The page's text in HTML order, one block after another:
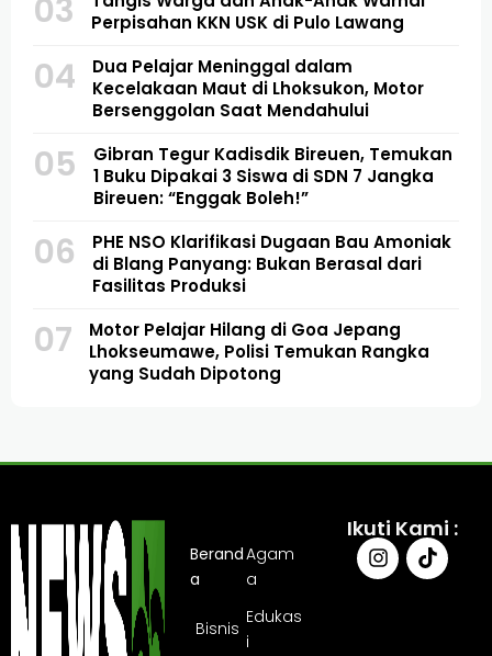
03
Perpisahan KKN USK di Pulo Lawang
04
Dua Pelajar Meninggal dalam
Kecelakaan Maut di Lhoksukon, Motor
Bersenggolan Saat Mendahului
05
Gibran Tegur Kadisdik Bireuen, Temukan
1 Buku Dipakai 3 Siswa di SDN 7 Jangka
Bireuen: “Enggak Boleh!”
06
PHE NSO Klarifikasi Dugaan Bau Amoniak
di Blang Panyang: Bukan Berasal dari
Fasilitas Produksi
07
Motor Pelajar Hilang di Goa Jepang
Lhokseumawe, Polisi Temukan Rangka
yang Sudah Dipotong
Berand
a
Agam
a
Bisnis
Edukas
i
Ikuti Kami :